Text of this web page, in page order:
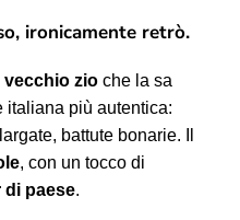
ironicamente retrò.
vecchio zio che la sa
italiana più autentica:
battute bonarie. Il
, con un tocco di
di paese.